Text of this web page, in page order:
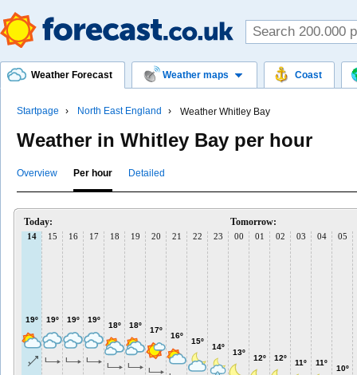
Weather Forecast Weather maps Coast
Startpage North East England Weather Whitley Bay
Weather in Whitley Bay per hour
Overview Per hour Detailed
Today:
14
19º
15
19º
16
19º
17
19º
18
18º
19
18º
20
17º
21
16º
22
15º
23
14º
Tomorrow:
00
13º
01
12º
02
12º
03
11º
04
11º
05
10º